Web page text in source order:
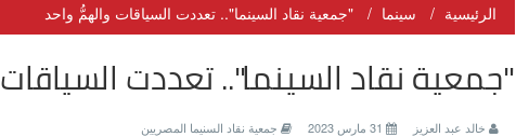
الرئيسية سينما "جمعية نقاد السينما".. تعددت السياقات والهمُّ واحد
"جمعية نقاد السينما".. تعددت
خالد عبد العزيز جمعية نقاد السنيما المصريين